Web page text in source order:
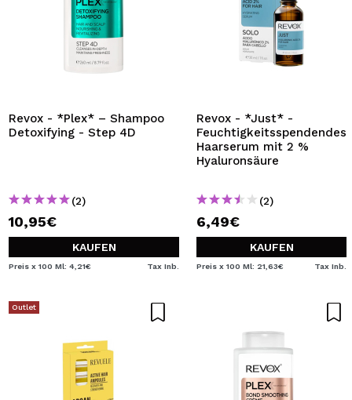
Revox - *Plex* – Shampoo
Detoxifying - Step 4D
(2)
10,95€
KAUFEN
Preis x 100 Ml: 4,21€ Tax Inb.
Revox - *Just* -
Feuchtigkeitsspendendes
Haarserum mit 2 %
Hyaluronsäure
(2)
6,49€
KAUFEN
Preis x 100 Ml: 21,63€ Tax Inb.
Outlet